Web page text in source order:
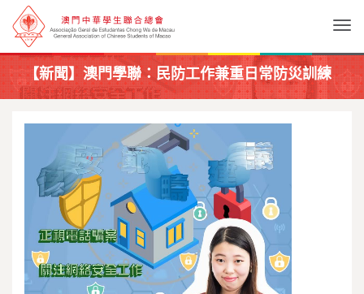
【新聞】澳門學聯：民防工作兼重日常防災訓練